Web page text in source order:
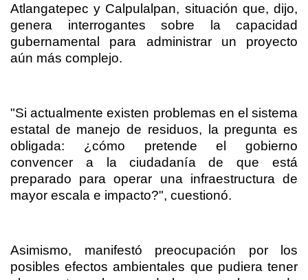
Atlangatepec y Calpulalpan, situación que, dijo,
genera interrogantes sobre la capacidad
gubernamental para administrar un proyecto
aún más complejo.
"Si actualmente existen problemas en el sistema
estatal de manejo de residuos, la pregunta es
obligada: ¿cómo pretende el gobierno
convencer a la ciudadanía de que está
preparado para operar una infraestructura de
mayor escala e impacto?", cuestionó.
Asimismo, manifestó preocupación por los
posibles efectos ambientales que pudiera tener